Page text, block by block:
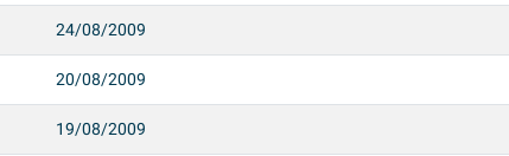
24/08/2009
20/08/2009
19/08/2009